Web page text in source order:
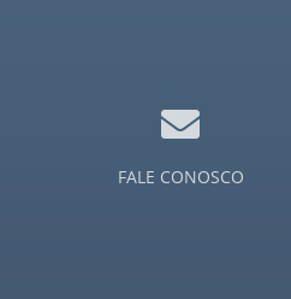
FALE CONOSCO